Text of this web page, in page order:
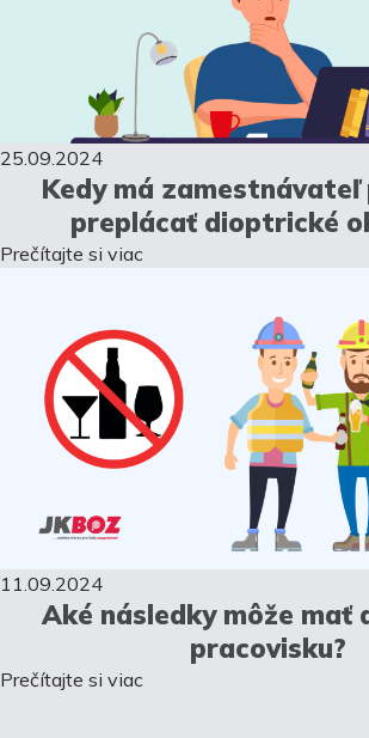
25.09.2024
Kedy má zamestnávateľ
preplácať dioptrické
Prečítajte si viac
11.09.2024
Aké následky môže mať
pracovisku?
Prečítajte si viac